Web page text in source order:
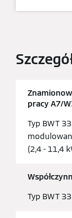
pracy A7/
Typ BWT
(2,4 - 11,4
Typ BWT